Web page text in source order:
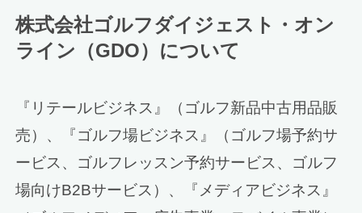
株式会社ゴルフダイジェスト・オン
ライン（GDO）について
『リテールビジネス』（ゴルフ新品中古用品販
売）、『ゴルフ場ビジネス』（ゴルフ場予約サ
ービス、ゴルフレッスン予約サービス、ゴルフ
場向けB2Bサービス）、『メディアビジネス』